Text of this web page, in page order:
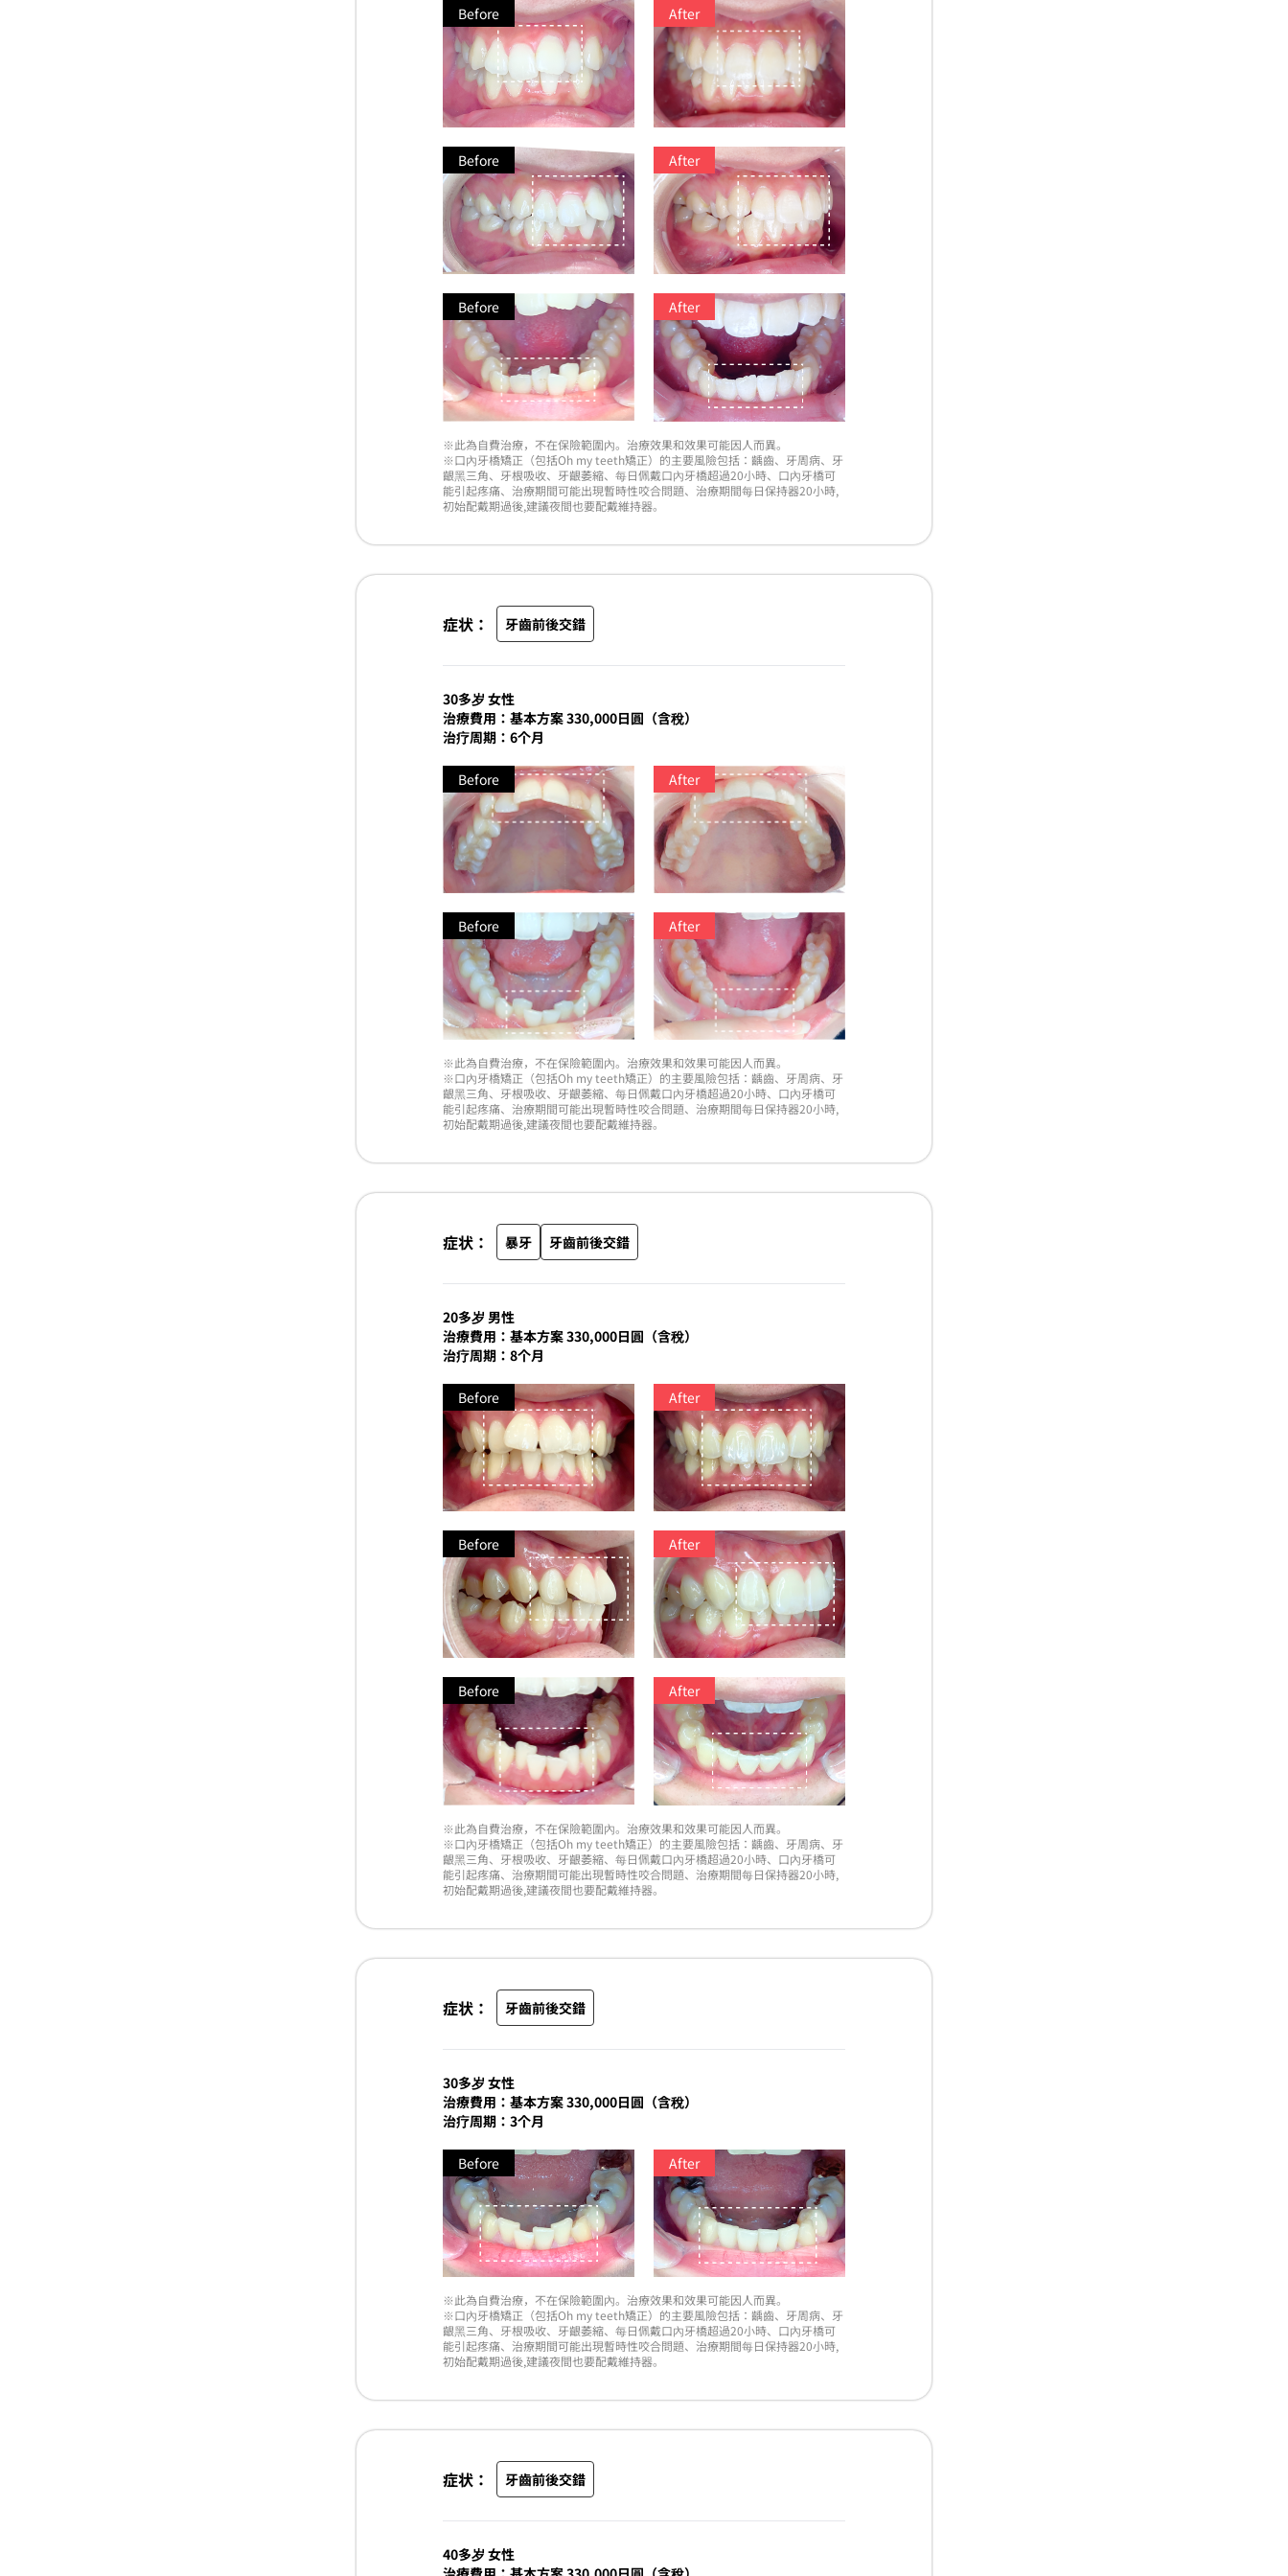
Before After
Before After
Before After
※此為自費治療，不在保險範圍內。治療效果和效果可能因人而異。
※口內牙橋矯正（包括Oh my teeth矯正）的主要風險包括：齲齒、牙周病、牙
齦黑三角、牙根吸收、牙齦萎縮、每日佩戴口內牙橋超過20小時、口內牙橋可
能引起疼痛、治療期間可能出現暫時性咬合問題、治療期間每日保持器20小時,
初始配戴期過後,建議夜間也要配戴維持器。
症状： 牙齒前後交錯
30多岁 女性
治療費用：基本方案 330,000日圓（含稅）
治疗周期：6个月
Before After
Before After
※此為自費治療，不在保險範圍內。治療效果和效果可能因人而異。
※口內牙橋矯正（包括Oh my teeth矯正）的主要風險包括：齲齒、牙周病、牙
齦黑三角、牙根吸收、牙齦萎縮、每日佩戴口內牙橋超過20小時、口內牙橋可
能引起疼痛、治療期間可能出現暫時性咬合問題、治療期間每日保持器20小時,
初始配戴期過後,建議夜間也要配戴維持器。
症状： 暴牙 牙齒前後交錯
20多岁 男性
治療費用：基本方案 330,000日圓（含稅）
治疗周期：8个月
Before After
Before After
Before After
※此為自費治療，不在保險範圍內。治療效果和效果可能因人而異。
※口內牙橋矯正（包括Oh my teeth矯正）的主要風險包括：齲齒、牙周病、牙
齦黑三角、牙根吸收、牙齦萎縮、每日佩戴口內牙橋超過20小時、口內牙橋可
能引起疼痛、治療期間可能出現暫時性咬合問題、治療期間每日保持器20小時,
初始配戴期過後,建議夜間也要配戴維持器。
症状： 牙齒前後交錯
30多岁 女性
治療費用：基本方案 330,000日圓（含稅）
治疗周期：3个月
Before After
※此為自費治療，不在保險範圍內。治療效果和效果可能因人而異。
※口內牙橋矯正（包括Oh my teeth矯正）的主要風險包括：齲齒、牙周病、牙
齦黑三角、牙根吸收、牙齦萎縮、每日佩戴口內牙橋超過20小時、口內牙橋可
能引起疼痛、治療期間可能出現暫時性咬合問題、治療期間每日保持器20小時,
初始配戴期過後,建議夜間也要配戴維持器。
症状： 牙齒前後交錯
40多岁 女性